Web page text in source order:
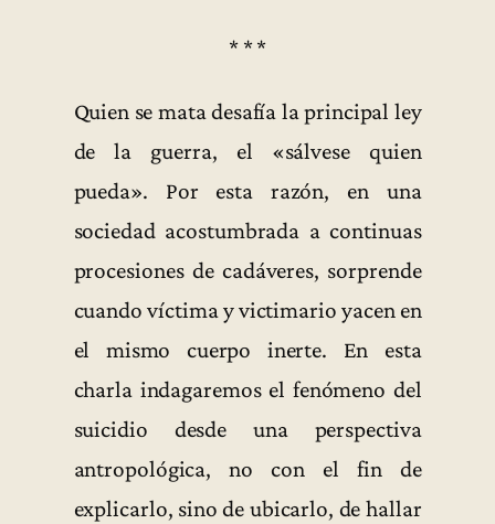
* * *
Quien se mata desafía la principal ley
de la guerra, el «sálvese quien
pueda». Por esta razón, en una
sociedad acostumbrada a continuas
procesiones de cadáveres, sorprende
cuando víctima y victimario yacen en
el mismo cuerpo inerte. En esta
charla indagaremos el fenómeno del
suicidio desde una perspectiva
antropológica, no con el fin de
explicarlo, sino de ubicarlo, de hallar